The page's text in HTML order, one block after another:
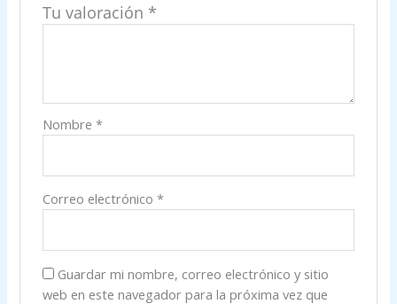
Tu valoración *
Nombre *
Correo electrónico *
Guardar mi nombre, correo electrónico y sitio
web en este navegador para la próxima vez que